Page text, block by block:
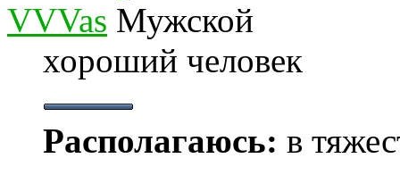
VVVas
хороший человек
Располагаюсь: в